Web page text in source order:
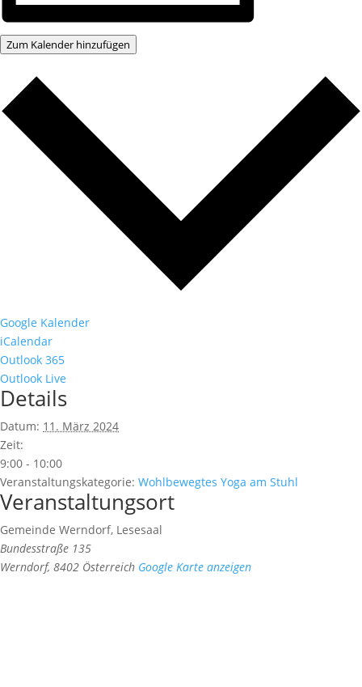
Zum Kalender hinzufügen
Google Kalender
iCalendar
Outlook 365
Outlook Live
Details
Datum: 11. März 2024
Zeit:
9:00 - 10:00
Veranstaltungskategorie: Wohlbewegtes Yoga am Stuhl
Veranstaltungsort
Gemeinde Werndorf, Lesesaal
Bundesstraße 135
Werndorf, 8402 Österreich Google Karte anzeigen